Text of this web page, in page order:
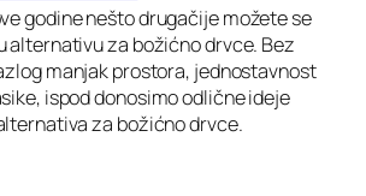
godine nešto drugačije možete se
alternativu za božićno drvce. Bez
manjak prostora, jednostavnost
ispod donosimo odlične ideje
za božićno drvce.